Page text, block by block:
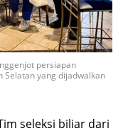
persiapan
Selatan yang dijadwalkan
seleksi biliar dari